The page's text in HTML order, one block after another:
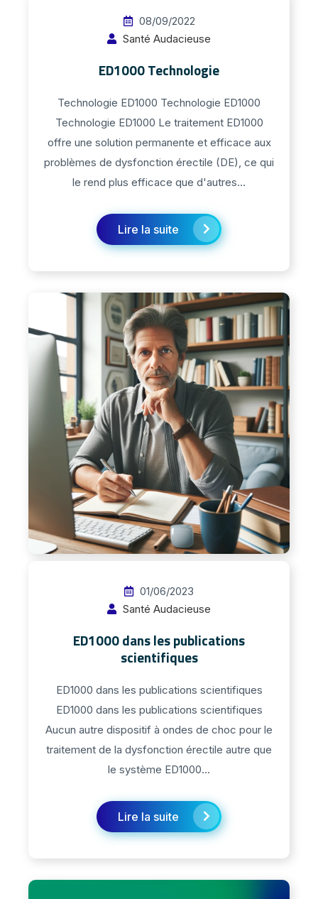
08/09/2022
Santé Audacieuse
ED1000 Technologie
Technologie ED1000 Technologie ED1000
Technologie ED1000 Le traitement ED1000
offre une solution permanente et efficace aux
problèmes de dysfonction érectile (DE), ce qui
le rend plus efficace que d'autres...
Lire la suite
01/06/2023
Santé Audacieuse
ED1000 dans les publications
scientifiques
ED1000 dans les publications scientifiques
ED1000 dans les publications scientifiques
Aucun autre dispositif à ondes de choc pour le
traitement de la dysfonction érectile autre que
le système ED1000...
Lire la suite